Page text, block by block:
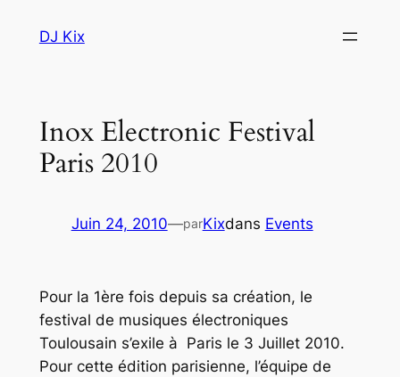
DJ Kix
Inox Electronic Festival
Paris 2010
Juin 24, 2010—parKixdans Events
Pour la 1ère fois depuis sa création, le
festival de musiques électroniques
Toulousain s’exile à Paris le 3 Juillet 2010.
Pour cette édition parisienne, l’équipe de